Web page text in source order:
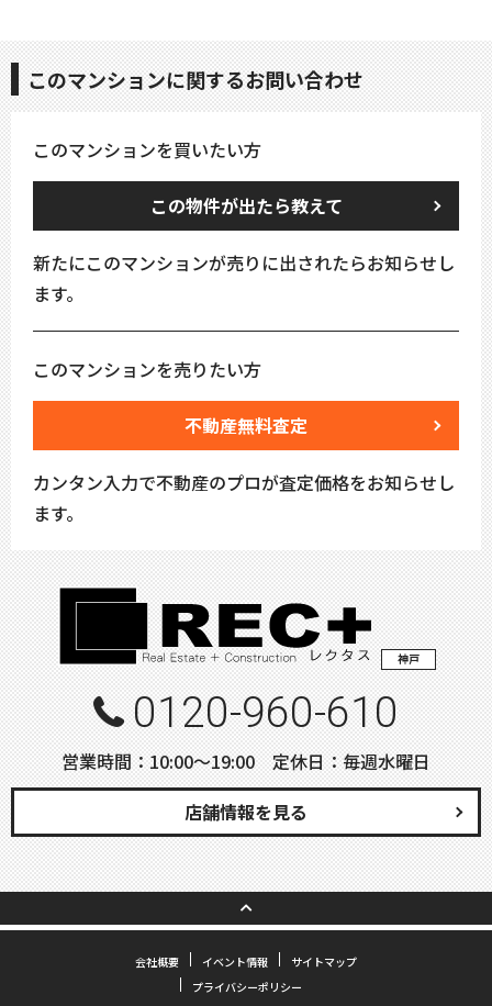
このマンションに関するお問い合わせ
このマンションを買いたい方
この物件が出たら教えて
新たにこのマンションが売りに出されたらお知らせし
ます。
このマンションを売りたい方
不動産無料査定
カンタン入力で不動産のプロが査定価格をお知らせし
ます。
神戸
0120-960-610
営業時間：10:00〜19:00 定休日：毎週水曜日
店舗情報を見る
会社概要 イベント情報
サイトマップ
プライバシーポリシー